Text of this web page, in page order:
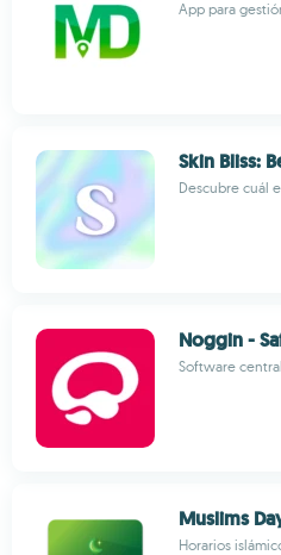
App para
Skin Bliss:
Descubre cuál
Noggin -
Software
Muslims Day
Horarios